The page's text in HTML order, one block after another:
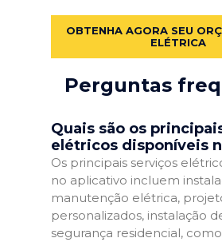
OBTENHA AGORA SEU
ELÉTRICA
Perguntas
Quais são os
elétricos disponíveis
Os principais serviços
no aplicativo incluem
manutenção elétrica,
personalizados, instalação
segurança residencial,